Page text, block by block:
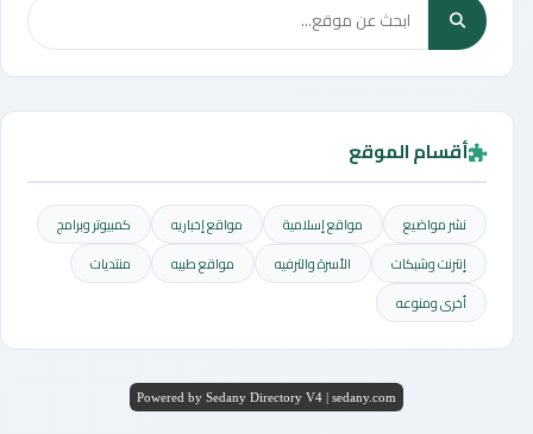
أقسام الموقع
نشر مواضيع مواقع إسلامية مواقع إخباريه
كمبيوتر وبرامج
إنترنت وشبكات
الأسرة والترفيه مواقع طبيه
منتديات
أخرى ومنوعه
Powered by Sedany Directory V4 | sedany.com